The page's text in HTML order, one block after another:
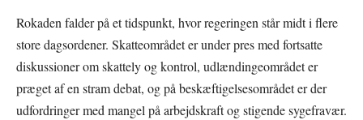
Rokaden falder på et tidspunkt, hvor regeringen står midt i flere
store dagsordener. Skatteområdet er under pres med fortsatte
diskussioner om skattely og kontrol, udlændingeområdet er
præget af en stram debat, og på beskæftigelsesområdet er der
udfordringer med mangel på arbejdskraft og stigende sygefravær.